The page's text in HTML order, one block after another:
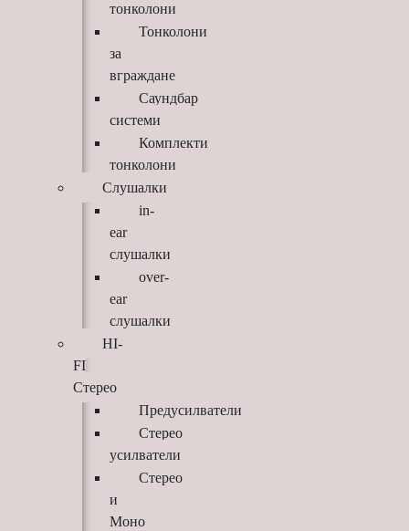
тонколони
Тонколони
за
вграждане
Саундбар
системи
Комплекти
тонколони
Слушалки
in-
ear
слушалки
over-
ear
слушалки
HI-
FI
Стерео
Предусилватели
Стерео
усилватели
Стерео
и
Моно